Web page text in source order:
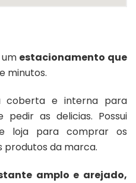
estacionamento que
minutos.
coberta e interna para
as delicias. Possui
loja para comprar os
produtos da marca.
amplo e arejado,